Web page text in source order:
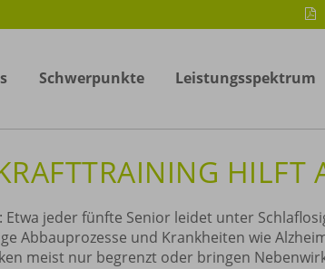
Schwerpunkte Leistungsspektrum
HILFT
jeder fünfte Senior leidet unter
Abbauprozesse und Krankheiten wie
meist nur begrenzt oder bringen